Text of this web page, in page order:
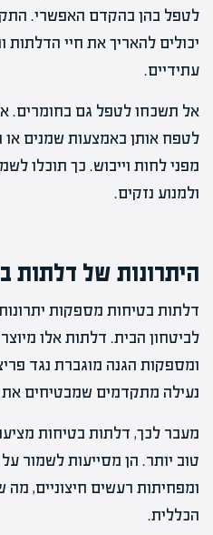
לטפל בהן בהקדם האפשרי.
יכולים להאריך את חיי הדלתות
עתידיים.
אל תשכחו לטפל גם בחומרים.
לטפח אותן באמצעות שמנים או
מפני לחות וייבוש. כך תוכלו
ולמנוע נזקים.
היתרונות של דלתות
דלתות בטיחות מספקות
לביטחון הבית. דלתות אלו
ומספקות הגנה מוגברת נגד
נעילה מתקדמים שמבטיחים
מעבר לכך, דלתות בטיחות
טוב יותר. הן מסייעות לשמור
ומפחיתות רעשים חיצוניים,
הכללית.